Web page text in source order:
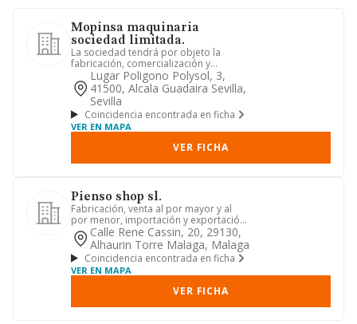
Mopinsa maquinaria
sociedad limitada.
La sociedad tendrá por objeto la
fabricación, comercialización y
mantenimiento de equipamientos de ...
Lugar Poligono Polysol, 3,
41500, Alcala Guadaira Sevilla,
Sevilla
Coincidencia encontrada en ficha
VER EN MAPA
VER FICHA
Pienso shop sl.
Fabricación, venta al por mayor y al
por menor, importación y exportación
de alimentos para animale...
Calle Rene Cassin, 20, 29130,
Alhaurin Torre Malaga, Malaga
Coincidencia encontrada en ficha
VER EN MAPA
VER FICHA